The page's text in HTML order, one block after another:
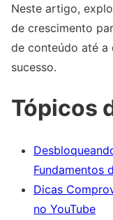
Neste artigo,
de crescimento
de conteúdo até a
sucesso.
Tópicos
Fundamentos
Dicas
no YouTube